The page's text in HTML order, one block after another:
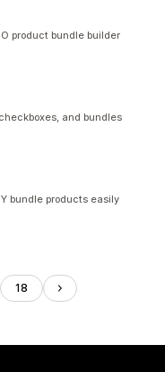
product bundle builder
and bundles
bundle products easily
18